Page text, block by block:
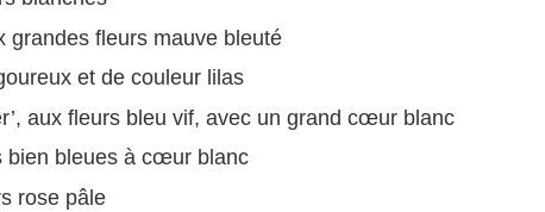
grandes fleurs mauve bleuté
et de couleur lilas
aux fleurs bleu vif, avec un grand cœur blanc
bien bleues à cœur blanc
rose pâle